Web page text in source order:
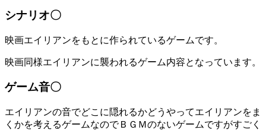
シナリオ〇
映画エイリアンをもとに作られているゲームです。
映画同様エイリアンに襲われるゲーム内容となっています。
ゲーム音〇
エイリアンの音でどこに隠れるかどうやってエイリアンをま
くかを考えるゲームなのでＢＧＭのないゲームですがすごく